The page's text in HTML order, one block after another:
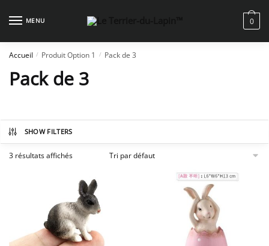
MENU 0
Accueil / Produit Option 1 / Pack de 3
Pack de 3
SHOW FILTERS
3 résultats affichés